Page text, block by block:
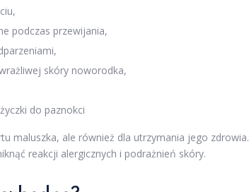
podczas przewijania,
skóry noworodka,
do paznokci
maluszka, ale również dla utrzymania jego zdrowia.
reakcji alergicznych i podrażnień skóry.